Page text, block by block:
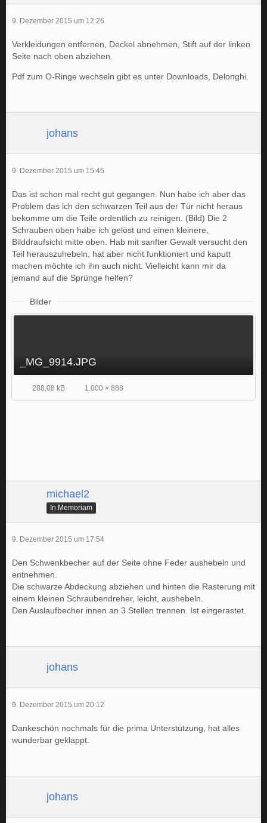
9. Dezember 2015 um 12:26
Verkleidungen entfernen, Deckel abnehmen, Stift auf der linken
Seite nach oben abziehen.
Pdf zum O-Ringe wechseln gibt es unter Downloads, Delonghi.
johans
9. Dezember 2015 um 15:45
Das ist schon mal recht gut gegangen. Nun habe ich aber das
Problem das ich den schwarzen Teil aus der Tür nicht heraus
bekomme um die Teile ordentlich zu reinigen. (Bild) Die 2
Schrauben oben habe ich gelöst und einen kleinere,
Bilddraufsicht mitte oben. Hab mit sanfter Gewalt versucht den
Teil herauszuhebeln, hat aber nicht funktioniert und kaputt
machen möchte ich ihn auch nicht. Vielleicht kann mir da
jemand auf die Sprünge helfen?
Bilder
_MG_9914.JPG
288,08 kB 1.000 × 888
michael2
In Memoriam
9. Dezember 2015 um 17:54
Den Schwenkbecher auf der Seite ohne Feder aushebeln und
entnehmen.
Die schwarze Abdeckung abziehen und hinten die Rasterung mit
einem kleinen Schraubendreher, leicht, aushebeln.
Den Auslaufbecher innen an 3 Stellen trennen. Ist eingerastet.
johans
9. Dezember 2015 um 20:12
Dankeschön nochmals für die prima Unterstützung, hat alles
wunderbar geklappt.
johans